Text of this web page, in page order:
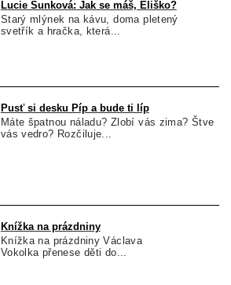
Lucie Sunková: Jak se máš, Eliško?
Starý mlýnek na kávu, doma pletený
svetřík a hračka, která...
Pusť si desku Píp a bude ti líp
Máte špatnou náladu? Zlobí vás zima? Štve
vás vedro? Rozčiluje...
Knížka na prázdniny
Knížka na prázdniny Václava
Vokolka přenese děti do...